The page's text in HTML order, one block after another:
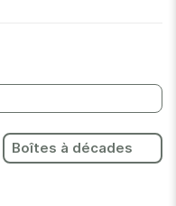
Boîtes à décades